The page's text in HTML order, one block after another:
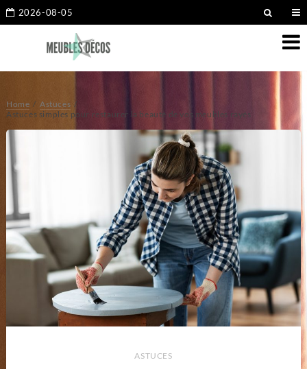
2026-08-05
Home
Astuces
Astuces simples pour restaurer la beauté de vos meubles rayés
ASTUCES